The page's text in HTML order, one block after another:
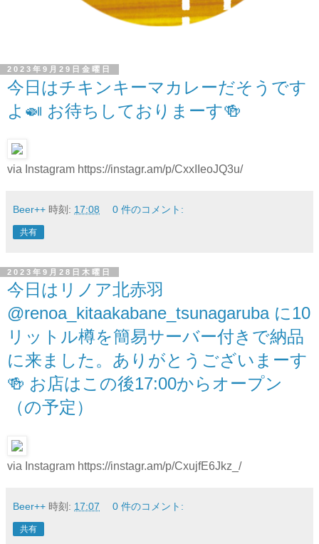
2023年9月29日金曜日
今日はチキンキーマカレーだそうです
よ🍛 お待ちしておりまーす🍻
via Instagram https://instagr.am/p/CxxIIeoJQ3u/
Beer++ 時刻: 17:08 0 件のコメント:
共有
2023年9月28日木曜日
今日はリノア北赤羽
@renoa_kitaakabane_tsunagaruba に10
リットル樽を簡易サーバー付きで納品
に来ました。ありがとうございまーす
🍻 お店はこの後17:00からオープン
（の予定）
via Instagram https://instagr.am/p/CxujfE6Jkz_/
Beer++ 時刻: 17:07 0 件のコメント:
共有